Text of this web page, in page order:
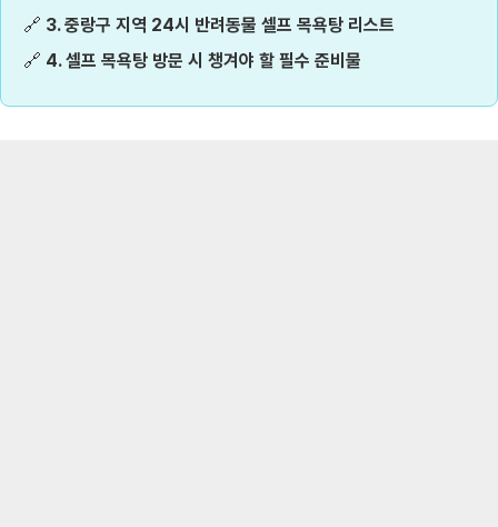
🔗 3. 중랑구 지역 24시 반려동물 셀프 목욕탕 리스트
🔗 4. 셀프 목욕탕 방문 시 챙겨야 할 필수 준비물